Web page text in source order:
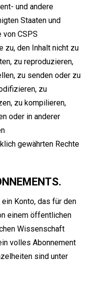
und andere
Staaten und
von CSPS
zu, den Inhalt nicht zu
zu reproduzieren,
zu senden oder zu
zu
zu kompilieren,
oder in anderer
gewährten Rechte
Konto, das für den
einem öffentlichen
Wissenschaft
volles Abonnement
sind unter